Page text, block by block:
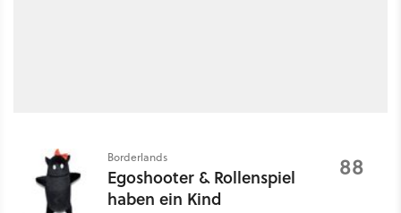
Borderlands
Egoshooter & Rollenspiel
haben ein Kind
88